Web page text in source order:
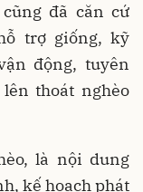
đã căn cứ
trợ giống, kỹ
động, tuyên
thoát nghèo
là nội dung
kế hoạch phát